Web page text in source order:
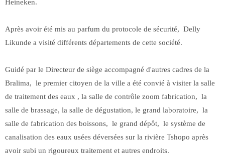
Heineken.
Après avoir été mis au parfum du protocole de sécurité, Delly
Likunde a visité différents départements de cette société.
Guidé par le Directeur de siège accompagné d'autres cadres de la
Bralima, le premier citoyen de la ville a été convié à visiter la salle
de traitement des eaux , la salle de contrôle zoom fabrication, la
salle de brassage, la salle de dégustation, le grand laboratoire, la
salle de fabrication des boissons, le grand dépôt, le système de
canalisation des eaux usées déversées sur la rivière Tshopo après
avoir subi un rigoureux traitement et autres endroits.